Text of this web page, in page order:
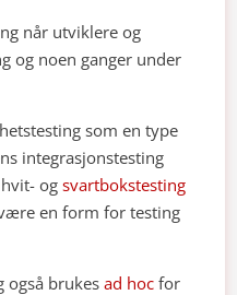
når utviklere og
og noen ganger under
som en type
integrasjonstesting
hvit- ogsvartbokstesting
en form for testing
også brukesad hoc for